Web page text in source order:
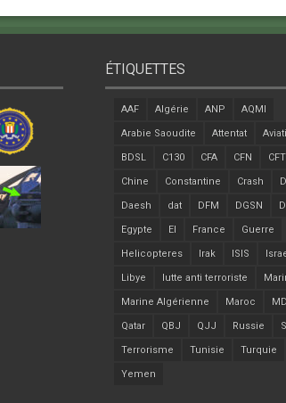
ÉTIQUETTES
AAF Algérie ANP AQMI
Arabie Saoudite Attentat
BDSL C130 CFA CFN CFT
Chine Constantine Crash
Daesh dat DFM DGSN
Egypte EI France Guerre
Helicopteres Irak ISIS
Libye lutte anti terroriste
Marine Algérienne Maroc
Qatar QBJ QJJ Russie
Terrorisme Tunisie Turquie
Yemen